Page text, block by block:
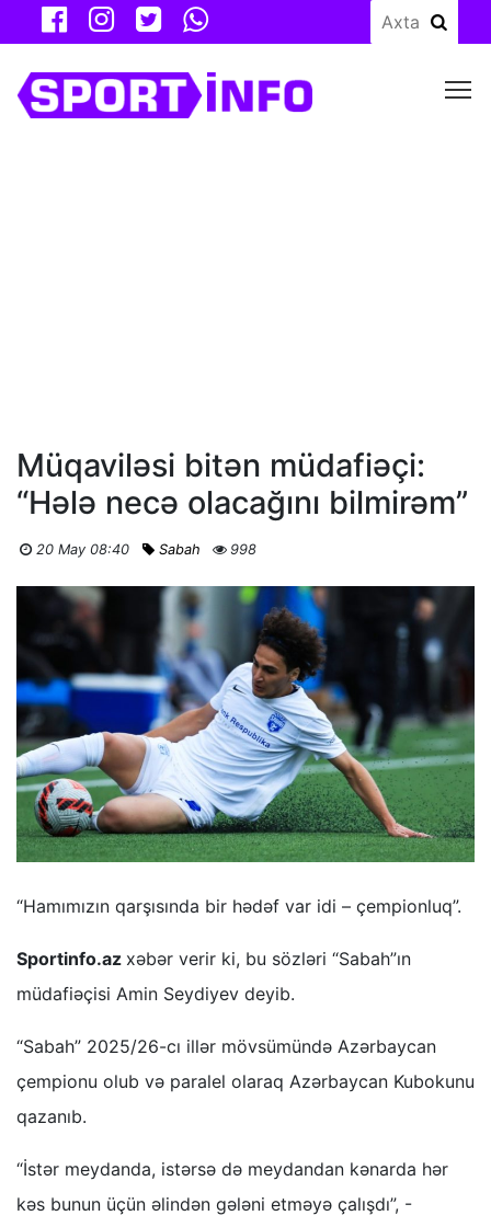
Müqaviləsi bitən müdafiəçi:
“Hələ necə olacağını bilmirəm”
20 May 08:40 Sabah 998
“Hamımızın qarşısında bir hədəf var idi – çempionluq”.
Sportinfo.az xəbər verir ki, bu sözləri “Sabah”ın
müdafiəçisi Amin Seydiyev deyib.
“Sabah” 2025/26-cı illər mövsümündə Azərbaycan
çempionu olub və paralel olaraq Azərbaycan Kubokunu
qazanıb.
“İstər meydanda, istərsə də meydandan kənarda hər
kəs bunun üçün əlindən gələni etməyə çalışdı”, -